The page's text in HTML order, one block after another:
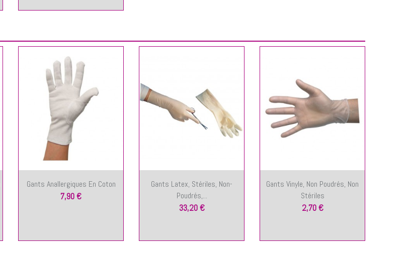
Gants Anallergiques En Coton
7,90 €
Gants Latex, Stériles, Non-
Poudrés,...
33,20 €
Gants Vinyle, Non Poudrés, Non
Stériles
2,70 €